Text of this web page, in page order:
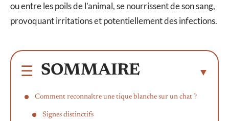
ou entre les poils de l’animal, se nourrissent de son sang,
provoquant irritations et potentiellement des infections.
SOMMAIRE
Comment reconnaître une tique blanche sur un chat ?
Signes distinctifs